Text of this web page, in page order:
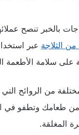
بالخبر تنصح
من الثلاجة عبر
على سلامة الأطعمة
من الروائح
طعامك وتطفو في
المغلقة.